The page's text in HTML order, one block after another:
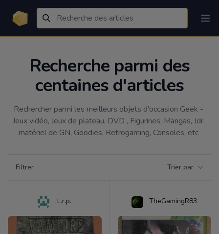
Recherche parmi des
centaines d'articles
Rechercher parmi les meilleurs objets d'occasion Geek -
Jeux vidéo, Jeux de plateau, DVD , Figurines, Mangas, Jdr,
matériel de GN, Goodies, Retrogaming, Consoles, etc
Filtrer Trier par
.t..r.p. TheGamingR83